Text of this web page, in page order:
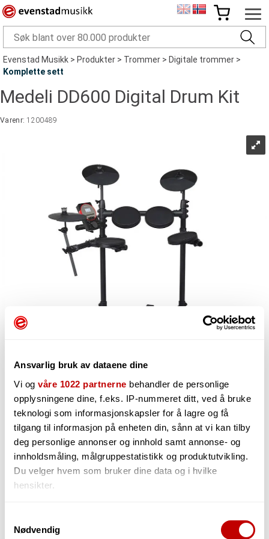
Ansvarlig bruk av dataene dine
Vi og våre 1022 partnerne behandler de personlige
opplysningene dine, f.eks. IP-nummeret ditt, ved å bruke
teknologi som informasjonskapsler for å lagre og få
tilgang til informasjon på enheten din, sånn at vi kan tilby
deg personlige annonser og innhold samt annonse- og
innholdsmåling, målgruppestatistikk og produktutvikling.
Du velger hvem som bruker dine data og i hvilke
hensikter.
Innhente informasjon om den geografiske
Nødvendig
Evenstad Musikk>Produkter>Trommer>Digitale trommer>
Komplette sett
Medeli DD600 Digital Drum Kit
Varenr:1200489
5 799,-
- +